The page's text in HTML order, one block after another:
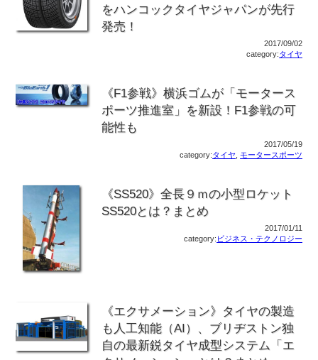
をハンコックタイヤジャパンが先行
発売！
2017/09/02
category:タイヤ
《F1参戦》横浜ゴムが「モータース
ポーツ推進室」を新設！F1参戦の可
能性も
2017/05/19
category:タイヤ,モータースポーツ
《SS520》全長９ｍの小型ロケット
SS520とは？まとめ
2017/01/11
category: ビジネス・テクノロジー
《エクサメーション》タイヤの製造
も人工知能（AI）、ブリヂストン独
自の最新鋭タイヤ成型システム「エ